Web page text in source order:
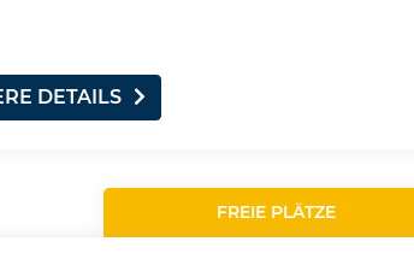
DETAILS
FREIE PLÄTZE